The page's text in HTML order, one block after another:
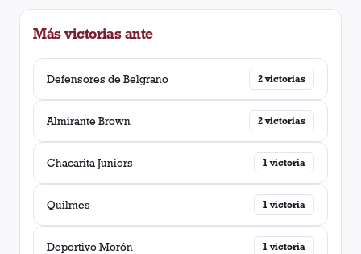
Más victorias ante
Defensores de Belgrano 2 victorias
Almirante Brown 2 victorias
Chacarita Juniors 1 victoria
Quilmes 1 victoria
Deportivo Morón 1 victoria